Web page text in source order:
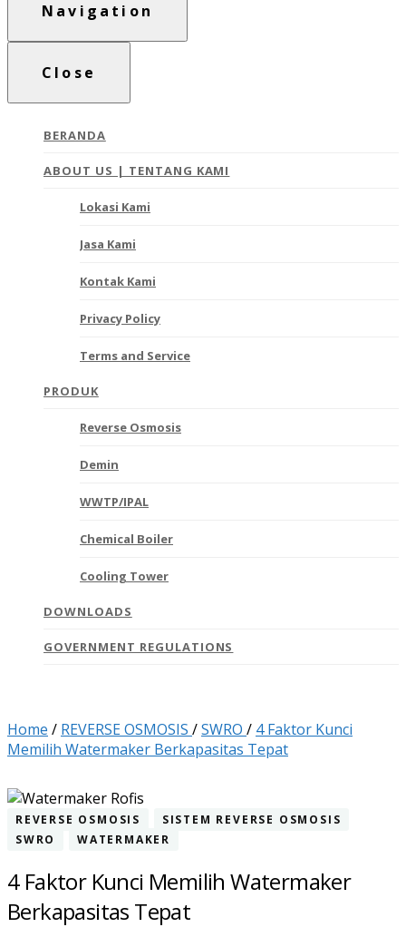
Navigation
Close
BERANDA
ABOUT US | TENTANG KAMI
Lokasi Kami
Jasa Kami
Kontak Kami
Privacy Policy
Terms and Service
PRODUK
Reverse Osmosis
Demin
WWTP/IPAL
Chemical Boiler
Cooling Tower
DOWNLOADS
GOVERNMENT REGULATIONS
Home / REVERSE OSMOSIS /SWRO / 4 Faktor Kunci
Memilih Watermaker Berkapasitas Tepat
REVERSE OSMOSIS
SISTEM REVERSE OSMOSIS
SWRO
WATERMAKER
4 Faktor Kunci Memilih Watermaker
Berkapasitas Tepat